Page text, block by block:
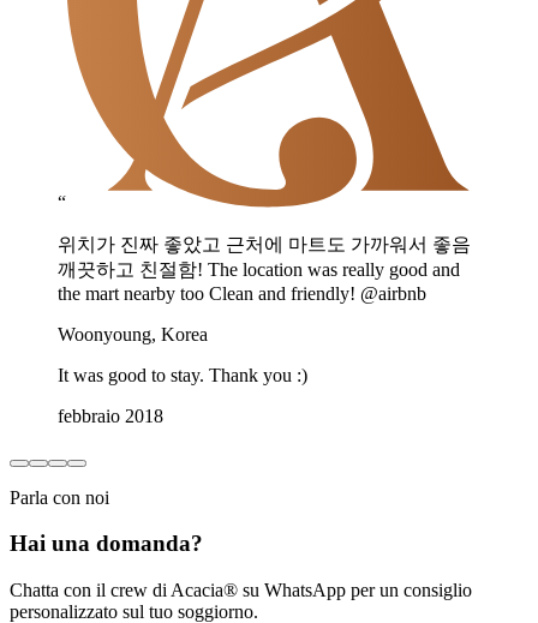
“
위치가 진짜 좋았고 근처에 마트도 가까워서 좋음
깨끗하고 친절함! The location was really good and
the mart nearby too Clean and friendly! @airbnb
Woonyoung, Korea
It was good to stay. Thank you :)
febbraio 2018
Parla con noi
Hai una domanda?
Chatta con il crew di Acacia® su WhatsApp per un consiglio
personalizzato sul tuo soggiorno.